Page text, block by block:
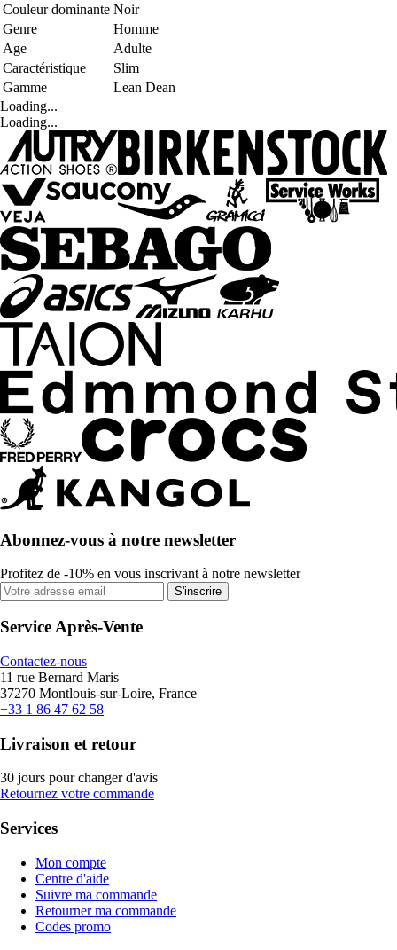
Couleur dominante Noir
Genre
Homme
Age
Adulte
Caractéristique
Slim
Gamme
Lean Dean
Loading...
Loading...
Abonnez-vous à notre newsletter
Profitez de -10% en vous inscrivant à notre newsletter
S'inscrire
Service Après-Vente
Contactez-nous
11 rue Bernard Maris
37270 Montlouis-sur-Loire, France
+33 1 86 47 62 58
Livraison et retour
30 jours pour changer d'avis
Retournez votre commande
Services
Mon compte
Centre d'aide
Suivre ma commande
Retourner ma commande
Codes promo